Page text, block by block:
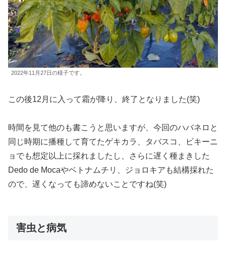
2022年11月27日の様子です。
この後12月に入って霜が降り、終了となりました(笑)
時間を見て他のも書こうと思いますが、今回のハバネロと
同じ時期に播種して育てたゲキカラ、タバスコ、ビキーニ
ョでも想定以上に採れましたし、さらに遅く種まきした
Dedo de Mocaやベトナムチリ、ジョロキアも結構採れた
ので、遅くなっても諦めないことですね(笑)
害虫と病気